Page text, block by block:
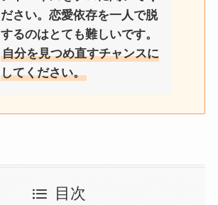
ださい。恋愛依存を一人で脱
するのはとても難しいです。
自分を見つめ直すチャンスに
してください。
目次